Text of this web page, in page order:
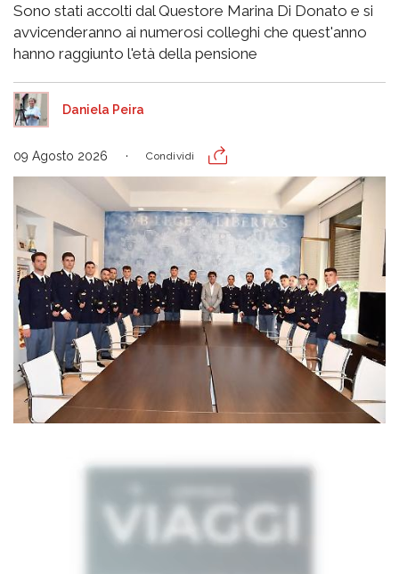
Sono stati accolti dal Questore Marina Di Donato e si
avvicenderanno ai numerosi colleghi che quest'anno
hanno raggiunto l'età della pensione
Daniela Peira
09 Agosto 2026 Condividi